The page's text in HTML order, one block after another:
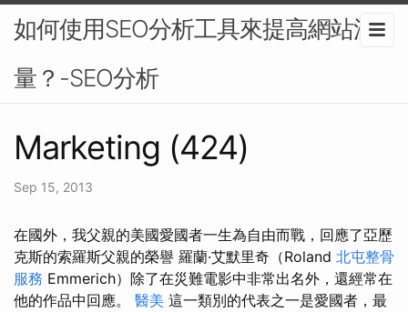
如何使用SEO分析工具來提高網站流
量？-SEO分析
Marketing (424)
Sep 15, 2013
在國外，我父親的美國愛國者一生為自由而戰，回應了亞歷
克斯的索羅斯父親的榮譽 羅蘭·艾默里奇（Roland 北屯整骨
服務 Emmerich）除了在災難電影中非常出名外，還經常在
他的作品中回應。 醫美 這一類別的代表之一是愛國者，最